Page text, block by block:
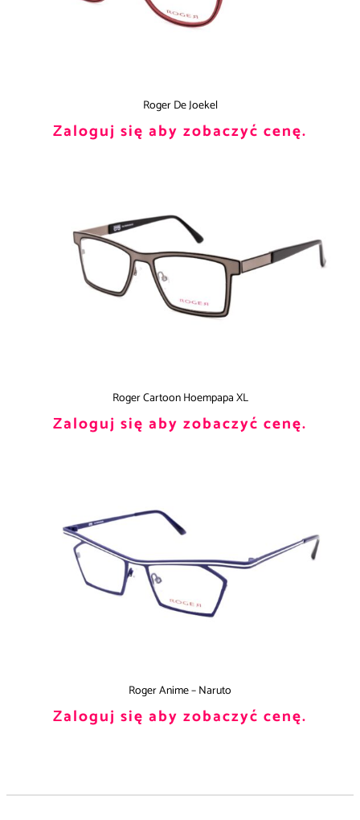
Roger De Joekel
Zaloguj się aby zobaczyć cenę.
Roger Cartoon Hoempapa XL
Zaloguj się aby zobaczyć cenę.
Roger Anime – Naruto
Zaloguj się aby zobaczyć cenę.